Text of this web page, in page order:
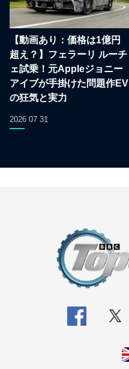
【動画あり：価格は1億円
超え？】フェラーリ ルーチ
ェ試乗！元Appleジョニー
アイブが手掛けた問題作EV
の狂気と実力
2026 07 31